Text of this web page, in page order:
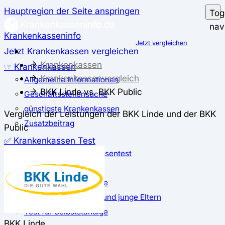
Hauptregion der Seite anspringen
Krankenkasseninfo
Jetzt Krankenkassen vergleichen
☞ Krankenkassen
Allgemeine Informationen
Geschäftsstellensuche
günstigste Krankenkassen
Zusatzbeitrag
✅ Krankenkassen Test
Der große Krankenkassentest
Test für Studierende
Test für Auszubildende
Test für Schwangere und junge Eltern
Test für Selbstständige
Jetzt vergleichen
Krankenkassen
Krankenkassenvergleich
BKK Linde vs. BKK Public
Vergleich der Leistungen der BKK Linde und der BKK
Public